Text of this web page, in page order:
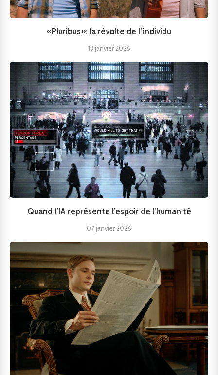
«Pluribus»: la révolte de l’individu
13 janvier 2026
Quand l’IA représente l’espoir de l’humanité
07 janvier 2026